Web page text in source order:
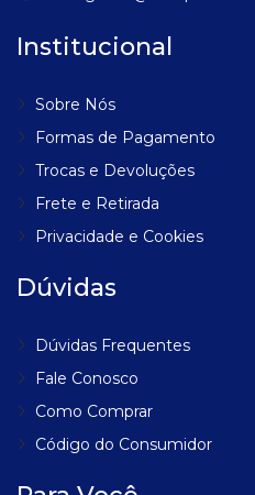
Institucional
Sobre Nós
Formas de Pagamento
Trocas e Devoluções
Frete e Retirada
Privacidade e Cookies
Dúvidas
Dúvidas Frequentes
Fale Conosco
Como Comprar
Código do Consumidor